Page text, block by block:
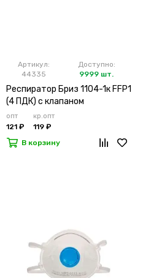
Артикул:
44335
Доступно:
9999 шт.
Респиратор Бриз 1104-1к FFP1
(4 ПДК) с клапаном
опт
121 ₽
кр.опт
119 ₽
В корзину